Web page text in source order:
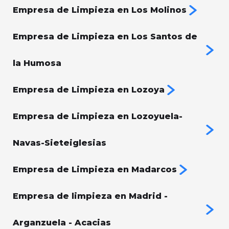
Empresa de Limpieza en Los Molinos
Empresa de Limpieza en Los Santos de
la Humosa
Empresa de Limpieza en Lozoya
Empresa de Limpieza en Lozoyuela-
Navas-Sieteiglesias
Empresa de Limpieza en Madarcos
Empresa de limpieza en Madrid -
Arganzuela - Acacias